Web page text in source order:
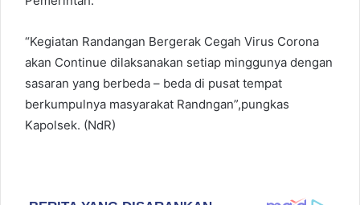
“Kegiatan Randangan Bergerak Cegah Virus Corona
akan Continue dilaksanakan setiap minggunya dengan
sasaran yang berbeda – beda di pusat tempat
berkumpulnya masyarakat Randngan”,pungkas
Kapolsek. (NdR)